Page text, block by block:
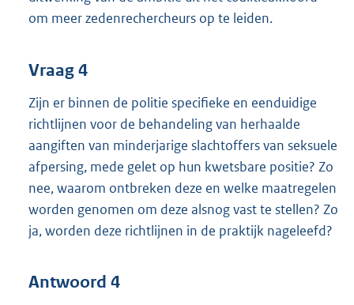
om meer zedenrechercheurs op te leiden.
Vraag 4
Zijn er binnen de politie specifieke en eenduidige
richtlijnen voor de behandeling van herhaalde
aangiften van minderjarige slachtoffers van seksuele
afpersing, mede gelet op hun kwetsbare positie? Zo
nee, waarom ontbreken deze en welke maatregelen
worden genomen om deze alsnog vast te stellen? Zo
ja, worden deze richtlijnen in de praktijk nageleefd?
Antwoord 4